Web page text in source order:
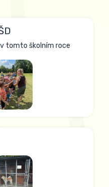
tomto školním roce